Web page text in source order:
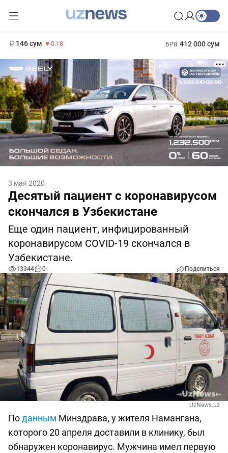
146 сум -0.18 БРВ 412 000 сум
3 мая 2020
Десятый пациент с коронавирусом
скончался в Узбекистане
Еще один пациент, инфицированный
коронавирусом COVID-19 скончался в
Узбекистане.
13344 0 Поделиться
UzNews.uz
Поданным Минздрава, у жителя Намангана,
которого 20 апреля доставили в клинику, был
обнаружен коронавирус. Мужчина имел первую